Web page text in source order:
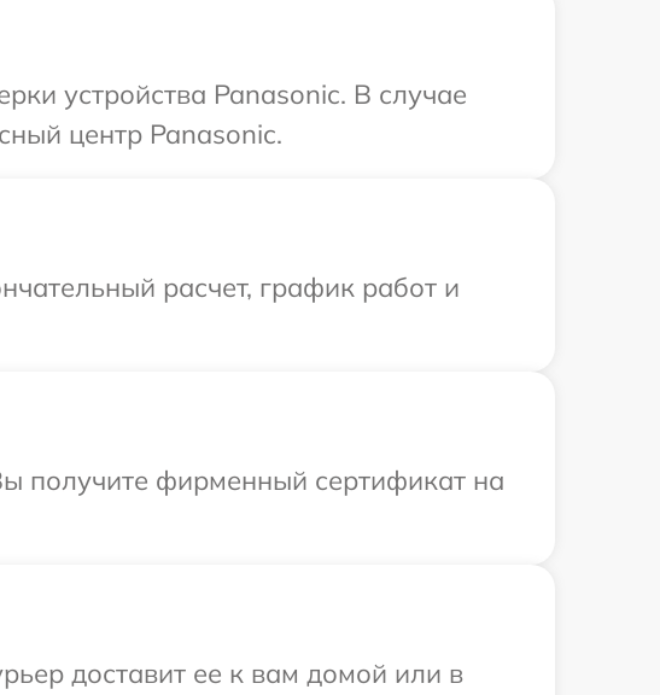
устройства Panasonic. В случае
центр Panasonic.
расчет, график работ и
получите фирменный сертификат на
доставит ее к вам домой или в